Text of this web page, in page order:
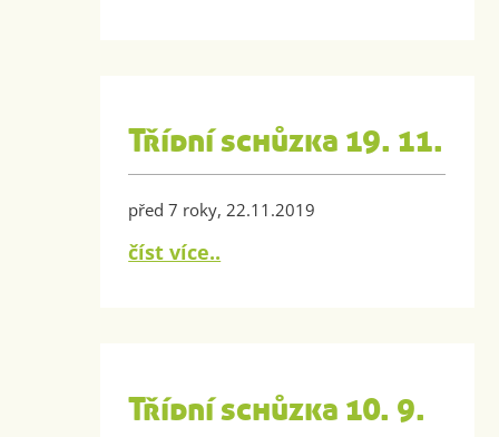
Třídní schůzka 19. 11.
před 7 roky, 22.11.2019
číst více..
Třídní schůzka 10. 9.